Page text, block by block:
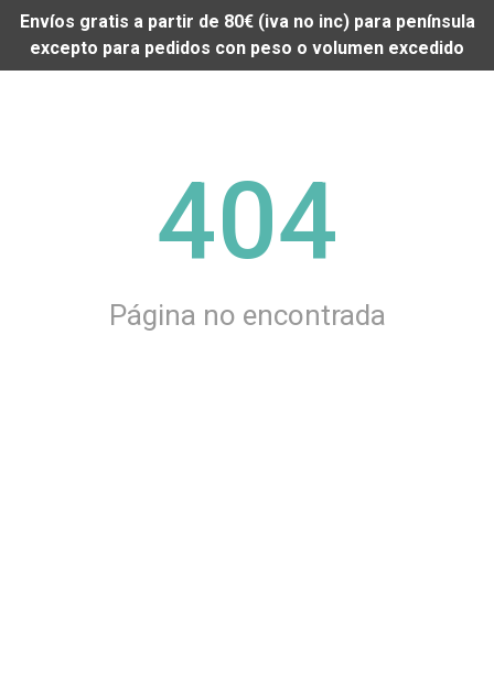
Envíos gratis a partir de 80€ (iva no inc) para península
excepto para pedidos con peso o volumen excedido
404
Página no encontrada